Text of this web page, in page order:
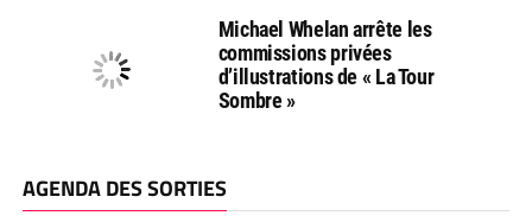
Michael Whelan arrête les
commissions privées
d’illustrations de « La Tour
Sombre »
AGENDA DES SORTIES